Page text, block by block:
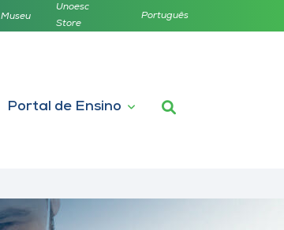
Museu
Unoesc
Store
Português
Portal de Ensino